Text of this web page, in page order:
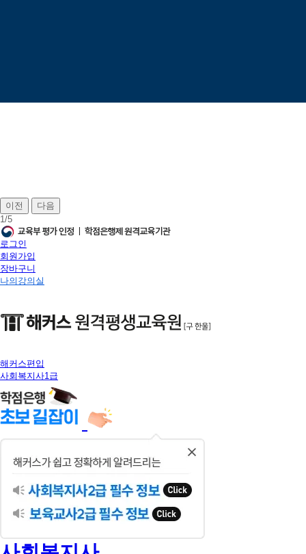
이전
다음
1/5
로그인
회원가입
장바구니
나의강의실
해커스편입
사회복지사1급